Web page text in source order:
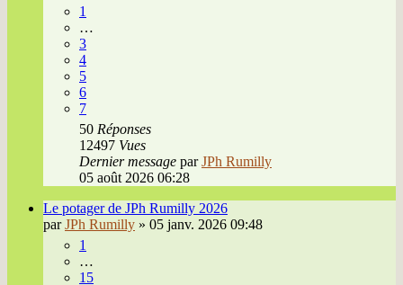
1
…
3
4
5
6
7
50 Réponses
12497 Vues
Dernier message parJPh Rumilly
05 août 2026 06:28
Le potager de JPh Rumilly 2026
parJPh Rumilly » 05 janv. 2026 09:48
1
…
15